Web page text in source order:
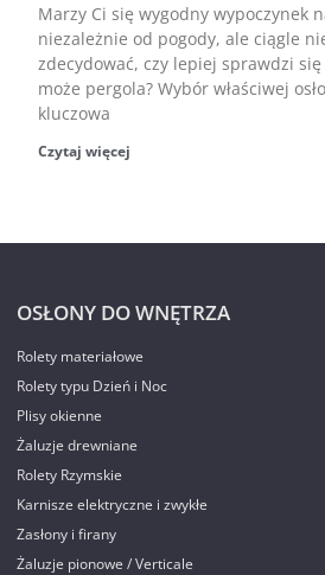
Marzy Ci się wygodny wypoczynek
niezależnie od pogody, ale ciągle
zdecydować, czy lepiej sprawdzi
może pergola? Wybór właściwej
kluczowa
Czytaj więcej
OSŁONY DO WNĘTRZA
Rolety materiałowe
Rolety typu Dzień i Noc
Plisy okienne
Żaluzje drewniane
Rolety Rzymskie
Karnisze elektryczne i zwykłe
Zasłony i firany
Żaluzje pionowe / Verticale